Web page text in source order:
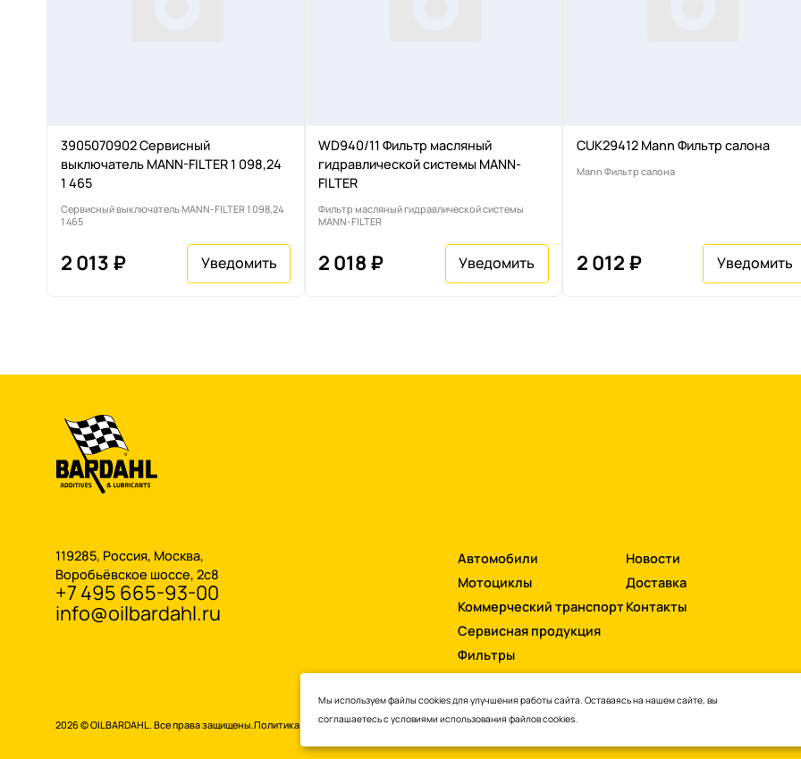
3905070902 Сервисный
выключатель MANN-FILTER 1 098,24
1 465
Сервисный выключатель MANN-FILTER 1 098,24
1 465
2 013 ₽
WD940/11 Фильтр масляный
гидравлической системы MANN-
FILTER
Фильтр масляный гидравлической системы
MANN-FILTER
2 018 ₽
CUK29412 Mann Фильтр салона
Mann Фильтр салона
2 012 ₽
119285, Россия, Москва,
Воробьёвское шоссе, 2с8
+7 495 665-93-00
info@oilbardahl.ru
Автомобили
Мотоциклы
Коммерческий транспорт
Сервисная продукция
Фильтры
Новости
Доставка
Контакты
2026 © OILBARDAHL. Все права защищены.Политика конфиденциальности
Мы используем файлы cookies для улучшения работы сайта. Оставаясь на нашем сайте, вы
соглашаетесь с условиями использования файлов cookies.